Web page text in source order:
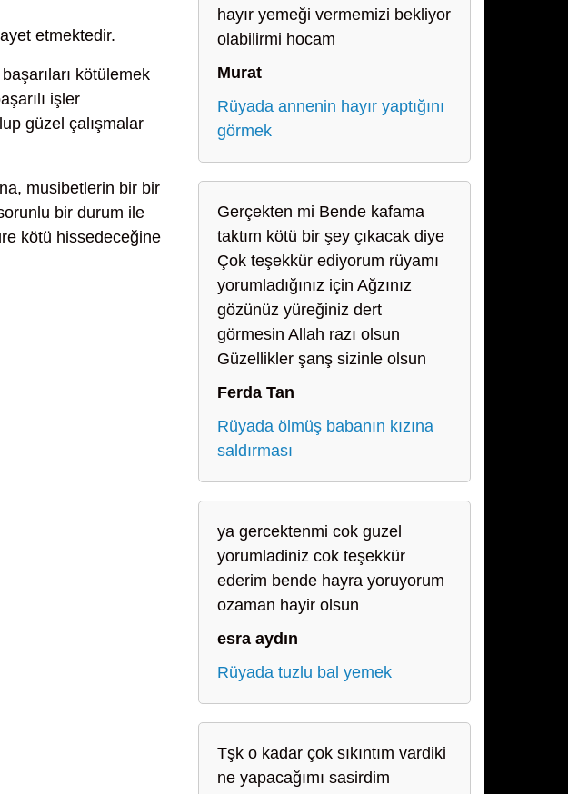
etmektedir.
kötülemek
işler
güzel çalışmalar
musibetlerin bir bir
bir durum ile
kötü hissedeceğine
hayır yemeği vermemizi bekliyor
olabilirmi hocam
Murat
Rüyada annenin hayır yaptığını
görmek
Gerçekten mi Bende kafama
taktım kötü bir şey çıkacak diye
Çok teşekkür ediyorum rüyamı
yorumladığınız için Ağzınız
gözünüz yüreğiniz dert
görmesin Allah razı olsun
Güzellikler şanş sizinle olsun
Ferda Tan
Rüyada ölmüş babanın kızına
saldırması
ya gercektenmi cok guzel
yorumladiniz cok teşekkür
ederim bende hayra yoruyorum
ozaman hayir olsun
esra aydın
Rüyada tuzlu bal yemek
Tşk o kadar çok sıkıntım vardiki
ne yapacağımı sasirdim